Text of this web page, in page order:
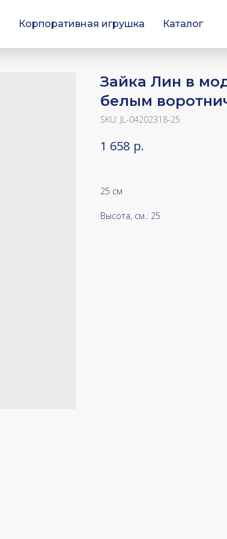
Корпоративная игрушка Каталог
Зайка Лин в
белым
SKU: JL-04202318-25
1 658 р.
25 см
Высота, см.: 25